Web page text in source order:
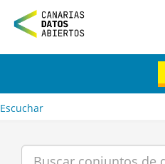
n
tEscuchar